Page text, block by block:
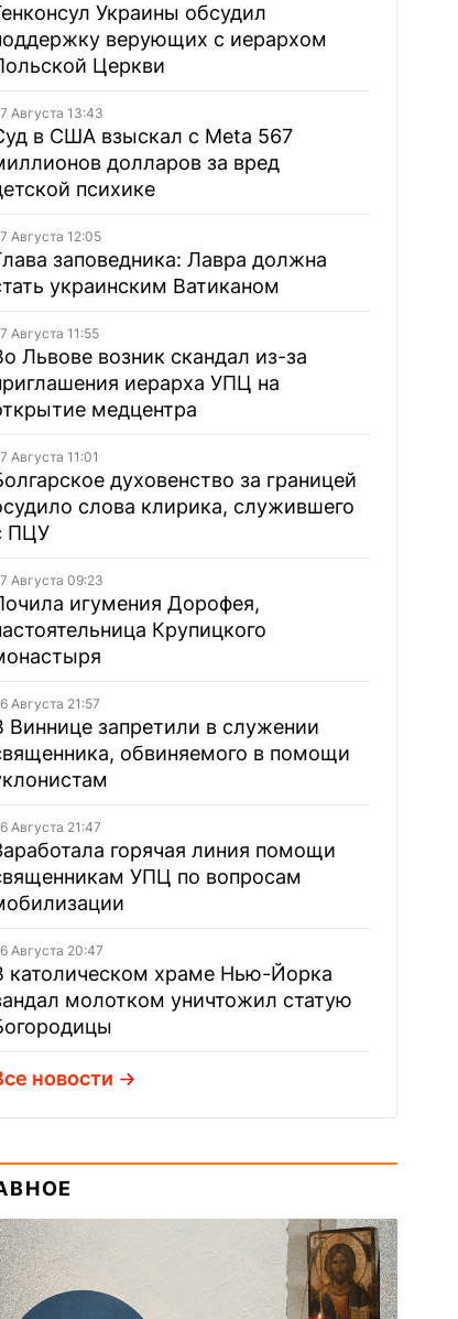
Украины обсудил
верующих с иерархом
Церкви
Августа 13:43
в США взыскал с Meta 567
долларов за вред
психике
Августа 12:05
заповедника: Лавра должна
украинским Ватиканом
Августа 11:55
Львове возник скандал из-за
иерарха УПЦ на
медцентра
Августа 11:01
духовенство за границей
слова клирика, служившего
ПЦУ
Августа 09:23
игумения Дорофея,
Крупицкого
Августа 21:57
Виннице запретили в служении
обвиняемого в помощи
Августа 21:47
горячая линия помощи
УПЦ по вопросам
Августа 20:47
католическом храме Нью-Йорка
молотком уничтожил статую
новости